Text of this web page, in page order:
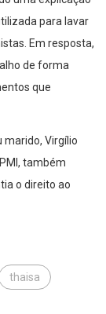
para lavar
Em resposta,
de forma
que
marido, Virgílio
também
o direito ao
thaisa